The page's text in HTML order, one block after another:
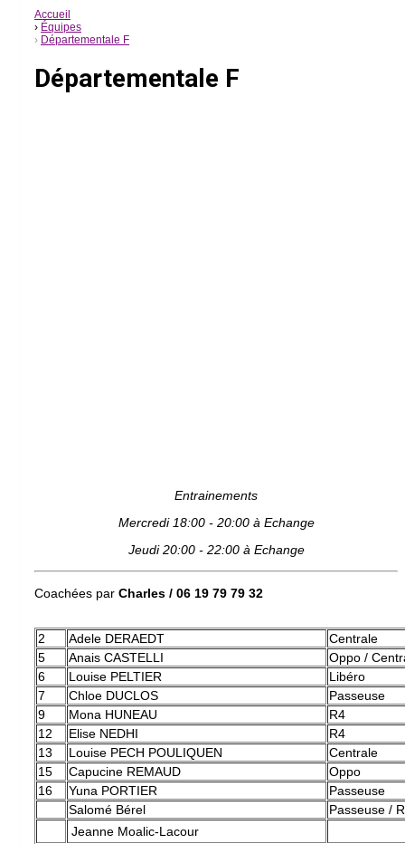
Accueil
Équipes
Départementale F
Départementale F
Entrainements
Mercredi 18:00 - 20:00 à Echange
Jeudi 20:00 - 22:00 à Echange
Coachées par Charles / 06 19 79 79 32
2 Adele DERAEDT
Centrale
5
Anais CASTELLI
Oppo /
6
Louise PELTIER
Libéro
7
Chloe DUCLOS
Passeuse
9
Mona HUNEAU
R4
12
Elise NEDHI
R4
13
Louise PECH POULIQUEN
Centrale
15
Capucine REMAUD
Oppo
16
Yuna PORTIER
Passeuse
Salomé Bérel
Passeuse /
Jeanne Moalic-Lacour